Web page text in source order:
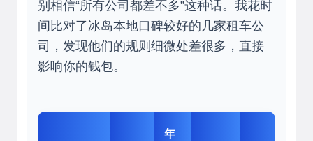
别相信“所有公司都差不多”这种话。我花时
间比对了冰岛本地口碑较好的几家租车公
司，发现他们的规则细微处差很多，直接
影响你的钱包。
年